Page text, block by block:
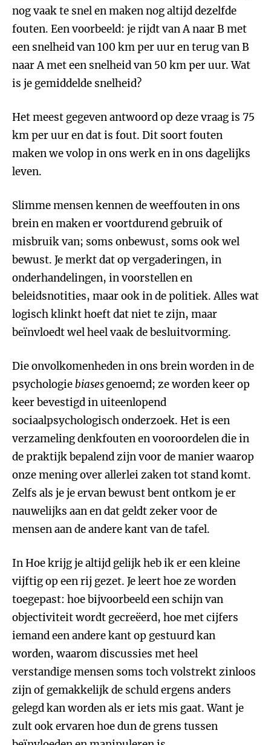
nog vaak te snel en maken nog altijd dezelfde
fouten. Een voorbeeld: je rijdt van A naar B met
een snelheid van 100 km per uur en terug van B
naar A met een snelheid van 50 km per uur. Wat
is je gemiddelde snelheid?
Het meest gegeven antwoord op deze vraag is 75
km per uur en dat is fout. Dit soort fouten
maken we volop in ons werk en in ons dagelijks
leven.
Slimme mensen kennen de weeffouten in ons
brein en maken er voortdurend gebruik of
misbruik van; soms onbewust, soms ook wel
bewust. Je merkt dat op vergaderingen, in
onderhandelingen, in voorstellen en
beleidsnotities, maar ook in de politiek. Alles wat
logisch klinkt hoeft dat niet te zijn, maar
beïnvloedt wel heel vaak de besluitvorming.
Die onvolkomenheden in ons brein worden in de
psychologiebiasesgenoemd; ze worden keer op
keer bevestigd in uiteenlopend
sociaalpsychologisch onderzoek. Het is een
verzameling denkfouten en vooroordelen die in
de praktijk bepalend zijn voor de manier waarop
onze mening over allerlei zaken tot stand komt.
Zelfs als je je ervan bewust bent ontkom je er
nauwelijks aan en dat geldt zeker voor de
mensen aan de andere kant van de tafel.
In Hoe krijg je altijd gelijk heb ik er een kleine
vijftig op een rij gezet. Je leert hoe ze worden
toegepast: hoe bijvoorbeeld een schijn van
objectiviteit wordt gecreëerd, hoe met cijfers
iemand een andere kant op gestuurd kan
worden, waarom discussies met heel
verstandige mensen soms toch volstrekt zinloos
zijn of gemakkelijk de schuld ergens anders
gelegd kan worden als er iets mis gaat. Want je
zult ook ervaren hoe dun de grens tussen